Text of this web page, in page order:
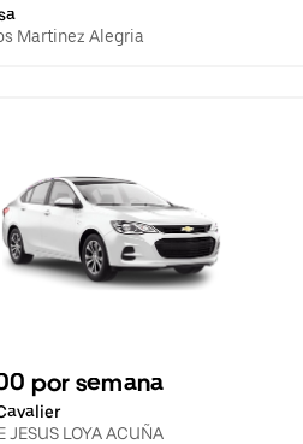
Martinez Alegria
por semana
JESUS LOYA ACUÑA